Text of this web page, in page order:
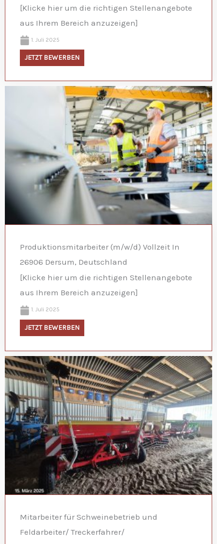
[Klicke hier um die richtigen Stellenangebote
aus Ihrem Bereich anzuzeigen]
1. Juli 2025
JETZT BEWERBEN
Produktionsmitarbeiter (m/w/d) Vollzeit In
26906 Dersum, Deutschland
[Klicke hier um die richtigen Stellenangebote
aus Ihrem Bereich anzuzeigen]
1. Juli 2025
JETZT BEWERBEN
Mitarbeiter für Schweinebetrieb und
Feldarbeiter/ Treckerfahrer/